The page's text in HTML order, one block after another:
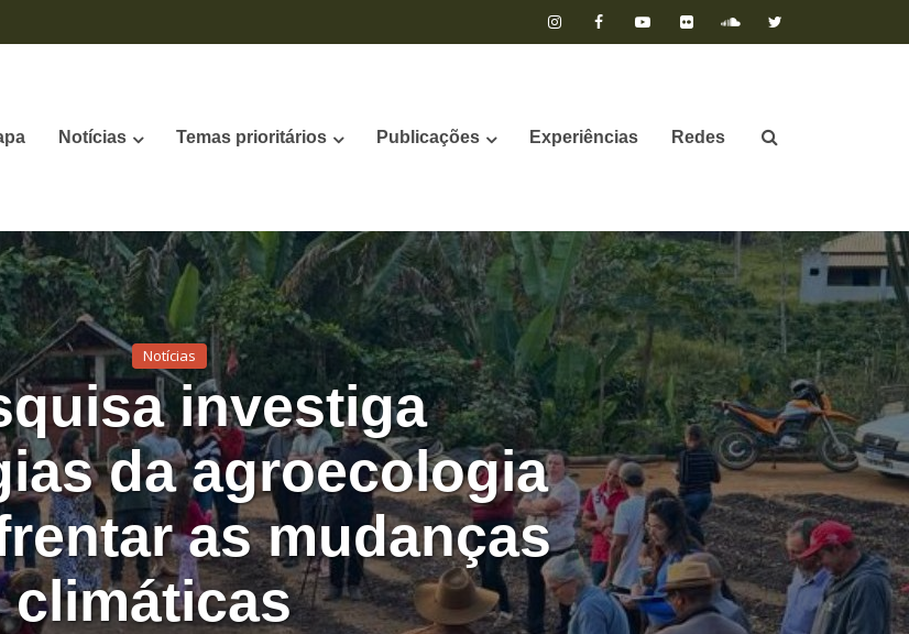
Notícias Temas prioritários Publicações Experiências Redes
Notícias
investiga
da agroecologia
as mudanças
climáticas